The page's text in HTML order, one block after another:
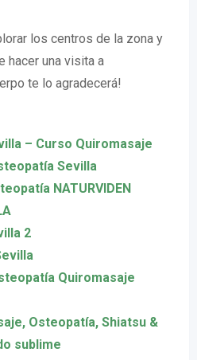
los centros de la zona y
hacer una visita a
te lo agradecerá!
– Curso Quiromasaje
Sevilla
NATURVIDEN
2
Quiromasaje
Osteopatía, Shiatsu &
sublime